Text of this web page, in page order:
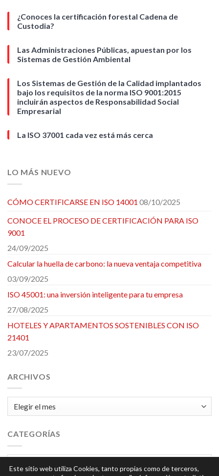
¿Conoces la certificación forestal Cadena de
Custodia?
Las Administraciones Públicas, apuestan por los
Sistemas de Gestión Ambiental
Los Sistemas de Gestión de la Calidad implantados
bajo los requisitos de la norma ISO 9001:2015
incluirán aspectos de Responsabilidad Social
Empresarial
La ISO 37001 cada vez está más cerca
LO MÁS NUEVO
CÓMO CERTIFICARSE EN ISO 14001 08/10/2025
CONOCE EL PROCESO DE CERTIFICACIÓN PARA ISO
9001
24/09/2025
Calcular la huella de carbono: la nueva ventaja competitiva
03/09/2025
ISO 45001: una inversión inteligente para tu empresa
27/08/2025
HOTELES Y APARTAMENTOS SOSTENIBLES CON ISO
21401
23/07/2025
ARCHIVOS
Archivos
CATEGORÍAS
Categorías
Este sitio web utiliza Cookies, tanto propias como de terceros,